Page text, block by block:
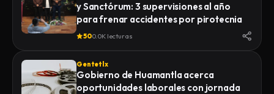
y Sanctórum: 3 supervisiones al año
para frenar accidentes por pirotecnia
500.0K lecturas
Gentetlx
Gobierno de Huamantla acerca
oportunidades laborales con jornada